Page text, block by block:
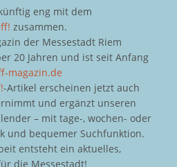
eng mit dem
zusammen.
der Messestadt Riem
20 Jahren und ist seit Anfang
magazin.de
-Artikel erscheinen jetzt auch
und ergänzt unseren
– mit tage-, wochen- oder
und bequemer Suchfunktion.
entsteht ein aktuelles,
die Messestadt!